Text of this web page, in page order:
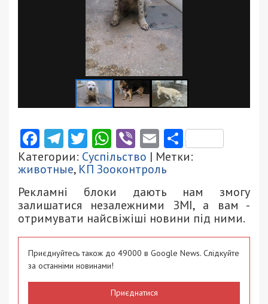
Facebook
Telegram
Twitter
WhatsApp
ViberEmail
Категории: Суспільство | Метки:
животные, КП Зооконтроль
Рекламні блоки дають нам змогу
залишатися незалежними ЗМІ, а вам -
отримувати найсвіжіші новини під ними.
Приєднуйтесь також до 49000 в Google News. Слідкуйте
за останніми новинами!
Приєднатися